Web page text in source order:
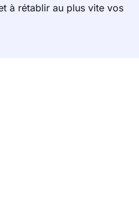
à rétablir au plus vite vos